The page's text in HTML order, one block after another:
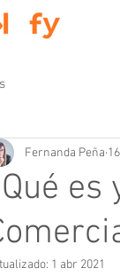
Fernanda Peña
1 abr 2021